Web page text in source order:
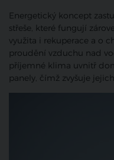
Energetický koncept
střeše, které fungují
využita i rekuperace a o
proudění vzduchu nad
příjemné klima uvnitř
panely, čímž zvyšuje